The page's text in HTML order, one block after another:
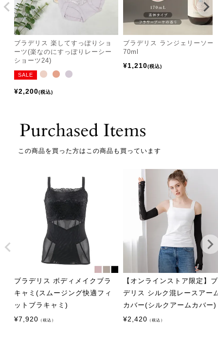
ブラデリス 楽してすっぽりショ
ーツ(楽なのにすっぽりレーシー
ショーツ24)
SALE
¥2,200 税込
ブラデリス ランジェリーソー
70ml
¥1,210 税込
この商品を買った方はこの商品も買っています
ブラデリス ボディメイクブラ
キャミ(スムージング快適フィ
ットブラキャミ)
¥7,920 （税込）
【オンラインストア限定】
デリス シルク混レースアー
カバー(シルクアームカバー)
¥2,420 （税込）